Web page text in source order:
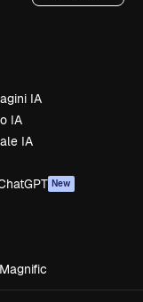
IA
IA
IA
New